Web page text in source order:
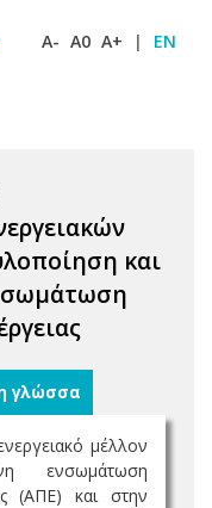
A- A0 A+ | EN
και
γλώσσα
μέλλον
ενσωμάτωση
(ΑΠΕ) και στην